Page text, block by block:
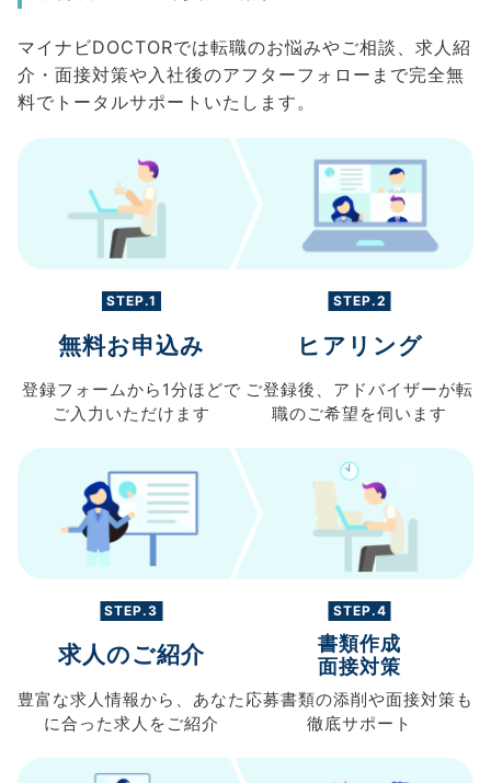
マイナビDOCTORでは転職のお悩みやご相談、求人紹
介・面接対策や入社後のアフターフォローまで完全無
料でトータルサポートいたします。
STEP.1
無料お申込み
登録フォームから 1分ほどで
ご入力 いただけます
STEP.2
ヒアリング
ご登録後、 アドバイザーが転
職のご希望を伺います
STEP.3
求人のご紹介
豊富な求人情報から、 あなた
に合った求人を ご紹介
STEP.4
書類作成
面接対策
応募書類の添削や面接対策も
徹底サポート